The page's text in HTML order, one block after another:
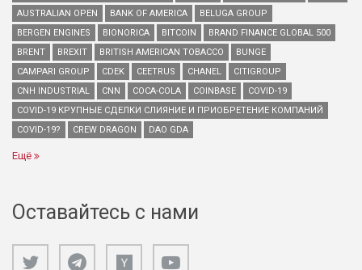
AUSTRALIAN OPEN
BANK OF AMERICA
BELUGA GROUP
BERGEN ENGINES
BIONORICA BITCOIN
BRAND FINANCE GLOBAL 500
BRENT
BREXIT BRITISH AMERICAN TOBACCO
BUNGE
CAMPARI GROUP
CDEK CEETRUS CHANEL
CITIGROUP
CNH INDUSTRIAL
CNN COCA-COLA COINBASE
COVID-19
COVID-19 КРУПНЫЕ СДЕЛКИ СЛИЯНИЕ И ПРИОБРЕТЕНИЕ КОМПАНИЙ
COVID-19?
CREW DRAGON DAO GDA
Ещё
Оставайтесь с нами